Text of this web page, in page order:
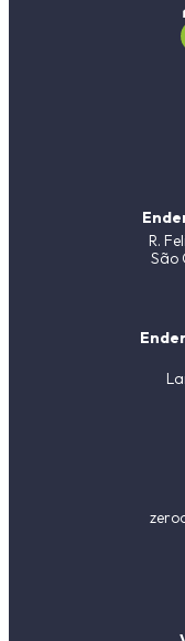
R.
São